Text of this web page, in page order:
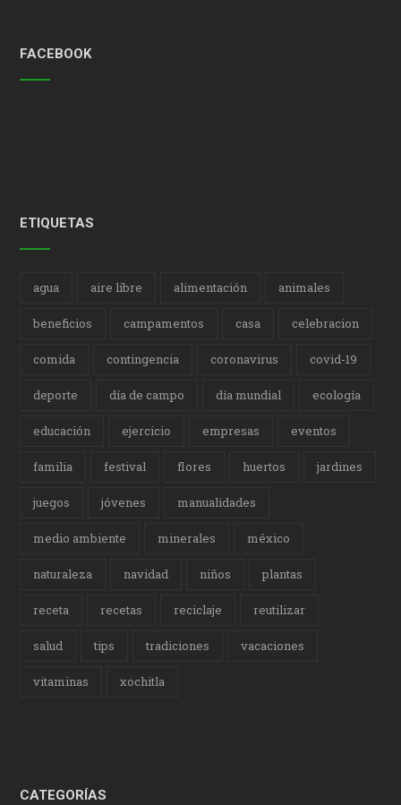
FACEBOOK
ETIQUETAS
agua aire libre alimentación animales
beneficios campamentos casa celebracion
comida contingencia coronavirus covid-19
deporte día de campo día mundial ecología
educación ejercicio empresas eventos
familia festival flores huertos jardines
juegos jóvenes manualidades
medio ambiente minerales méxico
naturaleza navidad niños plantas
receta recetas reciclaje reutilizar
salud tips tradiciones vacaciones
vitaminas xochitla
CATEGORÍAS